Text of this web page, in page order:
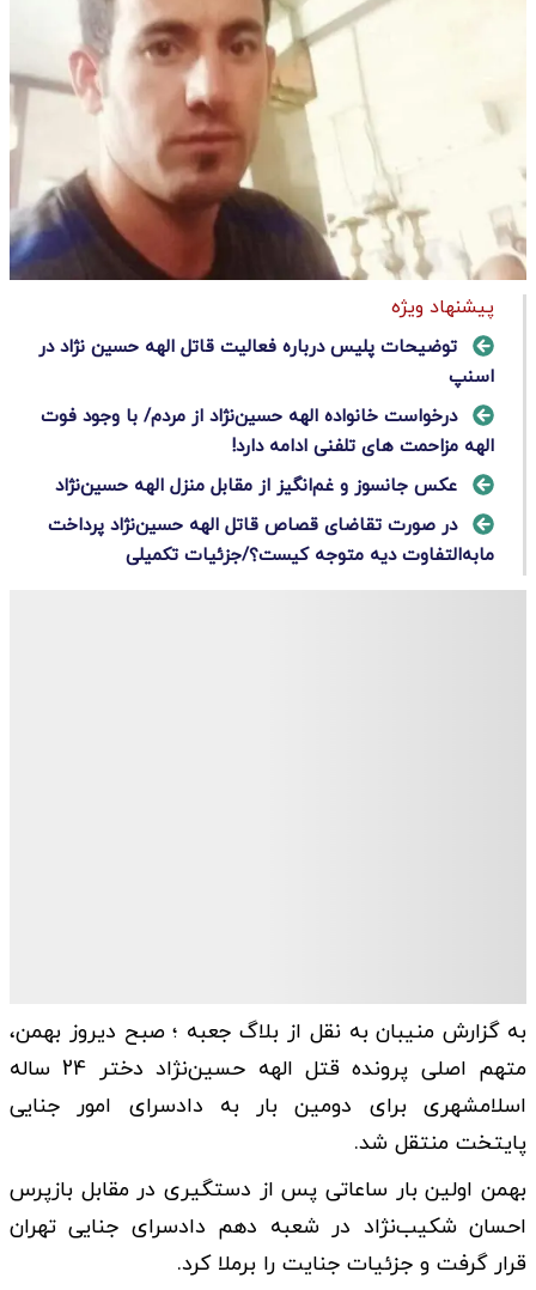
پیشنهاد ویژه
توضیحات پلیس درباره فعالیت قاتل الهه حسین نژاد در
اسنپ
درخواست خانواده الهه حسین‌نژاد از مردم/ با وجود فوت
الهه مزاحمت های تلفنی ادامه دارد!
عکس جانسوز و غم‌انگیز از مقابل منزل الهه حسین‌نژاد
در صورت تقاضای قصاص قاتل الهه حسین‌نژاد پرداخت
مابه‌التفاوت دیه متوجه کیست؟/جزئیات تکمیلی
به گزارش منیبان به نقل از بلاگ جعبه ؛ صبح دیروز بهمن،
متهم اصلی پرونده قتل الهه حسین‌نژاد دختر 24 ساله
اسلامشهری برای دومین بار به دادسرای امور جنایی
پایتخت منتقل شد.
بهمن اولین بار ساعاتی پس از دستگیری در مقابل بازپرس
احسان شکیب‌نژاد در شعبه دهم دادسرای جنایی تهران
قرار گرفت و جزئیات جنایت را برملا کرد.